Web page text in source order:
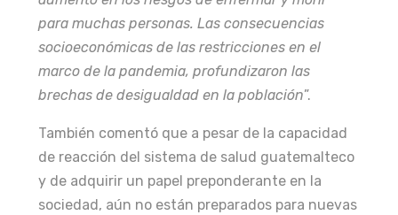
para muchas personas. Las consecuencias
socioeconómicas de las restricciones en el
marco de la pandemia, profundizaron las
brechas de desigualdad en la población”.
También comentó que a pesar de la capacidad
de reacción del sistema de salud guatemalteco
y de adquirir un papel preponderante en la
sociedad, aún no están preparados para nuevas